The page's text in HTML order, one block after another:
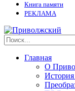
Книга памяти
РЕКЛАМА
Главная
О